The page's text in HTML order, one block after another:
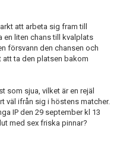
att arbeta sig fram till
en liten chans till kvalplats
försvann den chansen och
att ta den platsen bakom
som sjua, vilket är en rejäl
väl ifrån sig i höstens matcher.
IP den 29 september kl 13
med sex friska pinnar?